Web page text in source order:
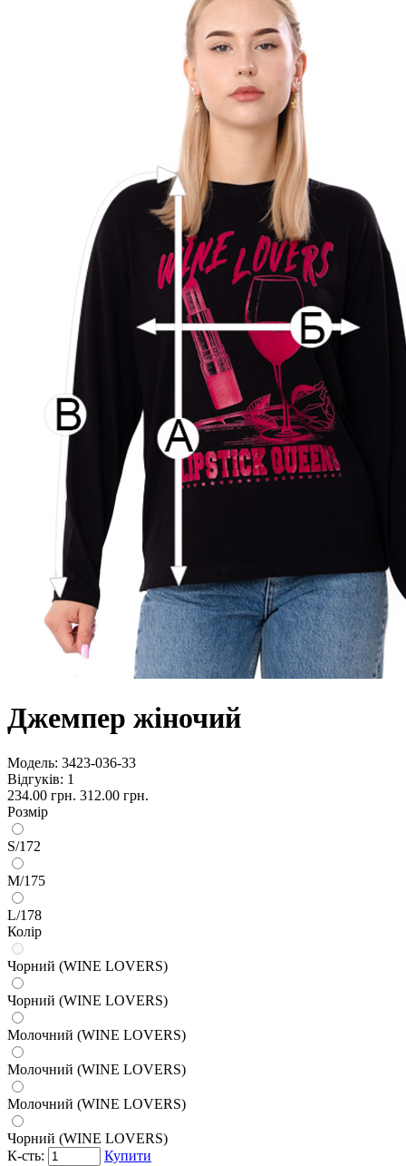
Джемпер жіночий
Модель: 3423-036-33
Відгуків: 1
234.00 грн. 312.00 грн.
Розмір
S/172
M/175
L/178
Колір
Чорний (WINE LOVERS)
Чорний (WINE LOVERS)
Молочний (WINE LOVERS)
Молочний (WINE LOVERS)
Молочний (WINE LOVERS)
Чорний (WINE LOVERS)
К-сть:
Купити